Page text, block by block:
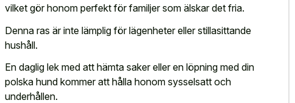
vilket gör honom perfekt för familjer som älskar det fria.
Denna ras är inte lämplig för lägenheter eller stillasittande
hushåll.
En daglig lek med att hämta saker eller en löpning med din
polska hund kommer att hålla honom sysselsatt och
underhållen.